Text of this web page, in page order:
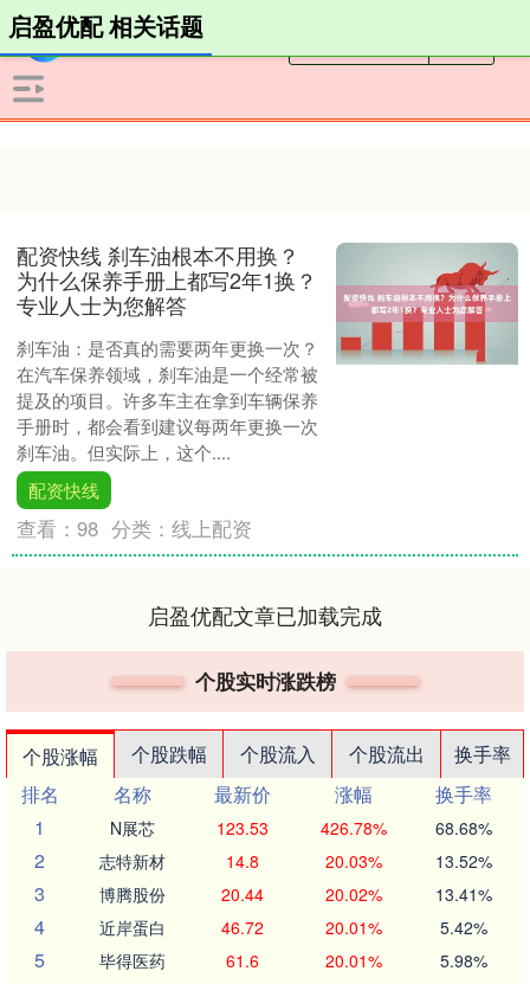
启盈优配 相关话题
配资快线 刹车油根本不用换？
为什么保养手册上都写2年1换？
专业人士为您解答
刹车油：是否真的需要两年更换一次？
在汽车保养领域，刹车油是一个经常被
提及的项目。许多车主在拿到车辆保养
手册时，都会看到建议每两年更换一次
刹车油。但实际上，这个....
配资快线
查看：98 分类：线上配资
启盈优配文章已加载完成
个股实时涨跌榜
个股涨幅 个股跌幅 个股流入 个股流出
换手率
排名
名称 最新价 涨幅
换手率
1
N展芯 123.53 426.78% 68.68%
2 志特新材 14.8 20.03% 13.52%
3 博腾股份 20.44 20.02% 13.41%
4 近岸蛋白 46.72 20.01% 5.42%
5 毕得医药 61.6 20.01% 5.98%